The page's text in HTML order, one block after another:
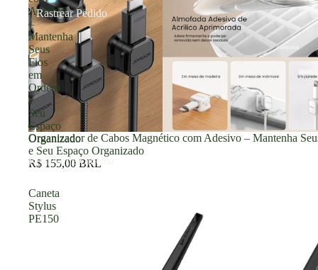
Rastrear Pedido
Review de Cinema
Adesivo
–
Mantenha
Seus
Fios
em
Ordem
e
Seu
Espaço
Organizado
Organizador de Cabos Magnético com Adesivo – Mantenha
e Seu Espaço Organizado
R$ 155,00 BRL
Caneta
Stylus
PE150